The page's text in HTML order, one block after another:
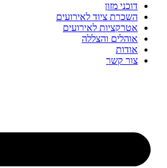
דוכני מזון
השכרת ציוד לאירועים
אטרקציות לאירועים
אוהלים והצללה
אודות
צור קשר